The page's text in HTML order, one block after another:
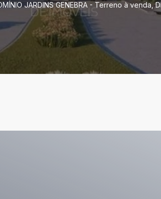
JARDINS GENEBRA - Terreno à venda,